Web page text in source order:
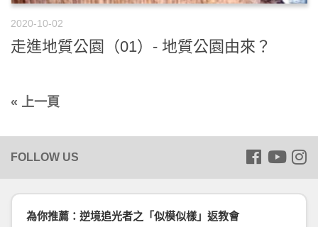
2020-10-02
走進地質公園（01）- 地質公園由來？
« 上一頁
為你推薦：逆境追光者之「似模似樣」返教會